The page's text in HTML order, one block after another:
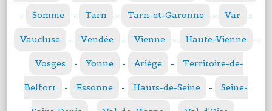
- Somme - Tarn - Tarn-et-Garonne - Var -
Vaucluse - Vendée - Vienne - Haute-Vienne -
Vosges - Yonne - Ariège - Territoire-de-
Belfort - Essonne - Hauts-de-Seine - Seine-